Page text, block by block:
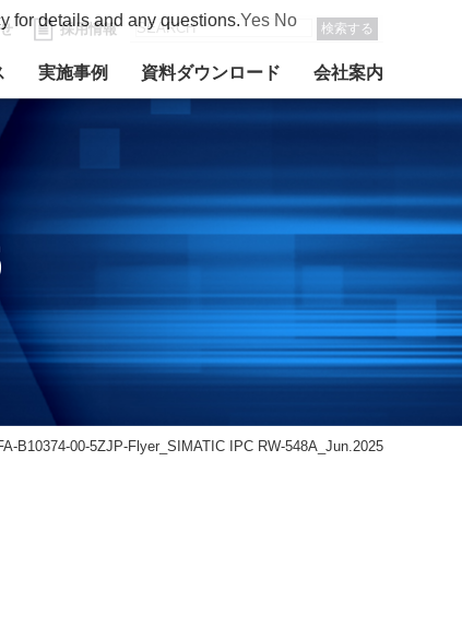
実施事例 資料ダウンロード 会社案内
採用情報 検索する
B10374-00-5ZJP-Flyer_SIMATIC IPC RW-548A_Jun.2025
for details and any questions.Yes No